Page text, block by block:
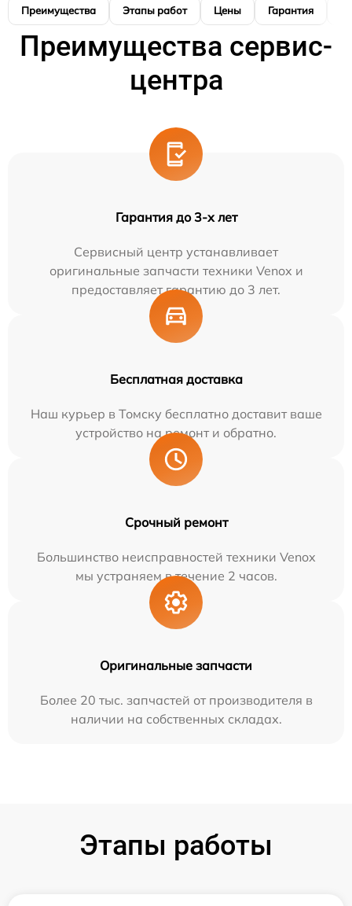
Преимущества Этапы работ Цены Гарантия
Преимущества сервис-
центра
Гарантия до 3-х лет
Сервисный центр устанавливает
оригинальные запчасти техники Venox и
предоставляет гарантию до 3 лет.
Бесплатная доставка
Наш курьер в Томску бесплатно доставит ваше
устройство на ремонт и обратно.
Срочный ремонт
Большинство неисправностей техники Venox
мы устраняем в течение 2 часов.
Оригинальные запчасти
Более 20 тыс. запчастей от производителя в
наличии на собственных складах.
Этапы работы